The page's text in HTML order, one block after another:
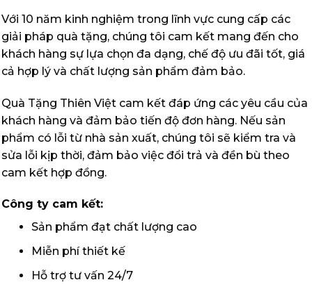
Với 10 năm kinh nghiệm trong lĩnh vực cung cấp các
giải pháp quà tặng, chúng tôi cam kết mang đến cho
khách hàng sự lựa chọn đa dạng, chế độ ưu đãi tốt, giá
cả hợp lý và chất lượng sản phẩm đảm bảo.
Quà Tặng Thiên Việt cam kết đáp ứng các yêu cầu của
khách hàng và đảm bảo tiến độ đơn hàng. Nếu sản
phẩm có lỗi từ nhà sản xuất, chúng tôi sẽ kiểm tra và
sửa lỗi kịp thời, đảm bảo việc đổi trả và đền bù theo
cam kết hợp đồng.
Công ty cam kết:
Sản phẩm đạt chất lượng cao
Miễn phí thiết kế
Hỗ trợ tư vấn 24/7